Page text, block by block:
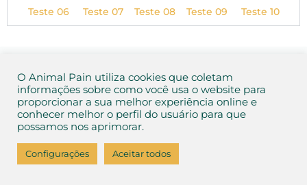
Teste 06 Teste 07 Teste 08 Teste 09 Teste 10
2026 Animal Pain
O Animal Pain utiliza cookies que coletam
informações sobre como você usa o website para
proporcionar a sua melhor experiência online e
conhecer melhor o perfil do usuário para que
possamos nos aprimorar.
Configurações Aceitar todos